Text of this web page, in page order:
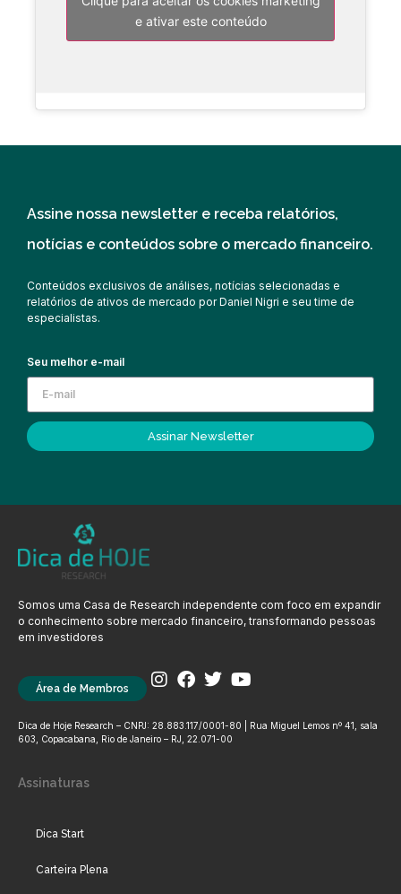
e ativar este conteúdo
Assine nossa newsletter e receba relatórios,
notícias e conteúdos sobre o mercado financeiro.
Conteúdos exclusivos de análises, notícias selecionadas e
relatórios de ativos de mercado por Daniel Nigri e seu time de
especialistas.
Seu melhor e-mail
Assinar Newsletter
Somos uma Casa de Research independente com foco em expandir
o conhecimento sobre mercado financeiro, transformando pessoas
em investidores
Área de Membros
Dica de Hoje Research – CNPJ: 28.883.117/0001-80 | Rua Miguel Lemos nº 41, sala
603, Copacabana, Rio de Janeiro – RJ, 22.071-00
Assinaturas
Dica Start
Carteira Plena